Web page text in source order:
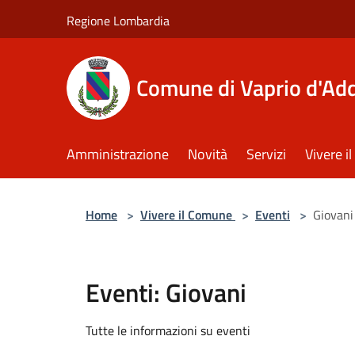
Regione Lombardia
Comune di Vaprio
Amministrazione Novità Servizi Vivere
Home > Vivere il Comune > Eventi > Giovani
Eventi: Giovani
Tutte le informazioni su eventi